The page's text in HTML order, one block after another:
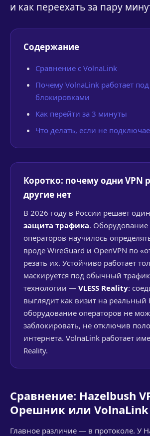
и как переехать за пару
Содержание
Сравнение с VolnaLink
Почему VolnaLink работает под
блокировками
Как перейти за 3 минуты
Что делать, если не
Коротко: почему одни VPN
другие нет
В 2026 году в России решает
защита трафика. Оборудование
операторов научилось
вроде WireGuard и OpenVPN по
резать их. Устойчиво работает
маскируется под обычный
технологии — VLESS Reality:
выглядит как визит на реальный
оборудование операторов не
заблокировать, не отключив
интернета. VolnaLink работает
Reality.
Сравнение: Hazelbush
Орешник или VolnaLink
Главное различие — в протоколе. У